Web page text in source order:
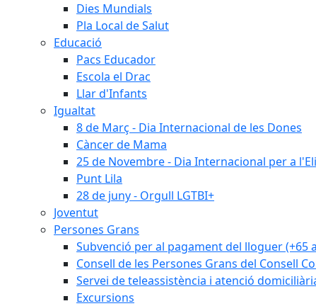
Dies Mundials
Pla Local de Salut
Educació
Pacs Educador
Escola el Drac
Llar d'Infants
Igualtat
8 de Març - Dia Internacional de les Dones
Càncer de Mama
25 de Novembre - Dia Internacional per a
Punt Lila
28 de juny - Orgull LGTBI+
Joventut
Persones Grans
Subvenció per al pagament del lloguer (+65
Consell de les Persones Grans del Consell
Servei de teleassistència i atenció
Excursions